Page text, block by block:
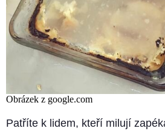
Obrázek z google.com
Patříte k lidem, kteří milují